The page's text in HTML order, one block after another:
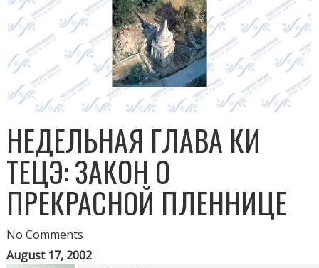
НЕДЕЛЬНАЯ ГЛАВА КИ
ТЕЦЭ: ЗАКОН О
ПРЕКРАСНОЙ ПЛЕННИЦЕ
No Comments
August 17, 2002